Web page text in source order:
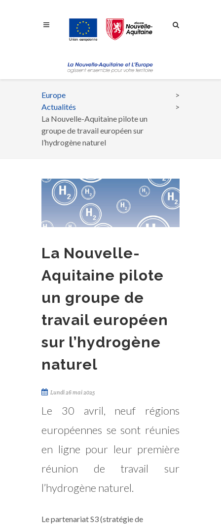
Fil
d'Ariane
Europe
Actualités
La Nouvelle-Aquitaine pilote un
groupe de travail européen sur
l’hydrogène naturel
La Nouvelle-
Aquitaine pilote
un groupe de
travail européen
sur l’hydrogène
naturel
Lundi 26 mai 2025
Le 30 avril, neuf régions
européennes se sont réunies
en ligne pour leur première
réunion de travail sur
l’hydrogène naturel.
Le partenariat S3 (stratégie de